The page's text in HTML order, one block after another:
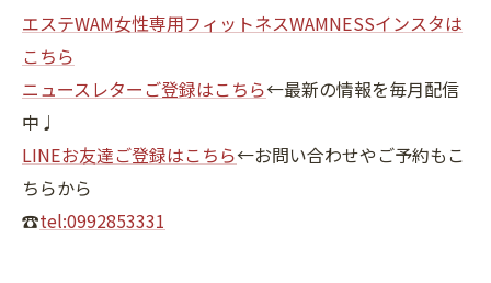
エステWAM女性専用フィットネスWAMNESSインスタは
こちら
ニュースレターご登録はこちら←最新の情報を毎月配信
中♩
LINEお友達ご登録はこちら←お問い合わせやご予約もこ
ちらから
☎tel:0992853331